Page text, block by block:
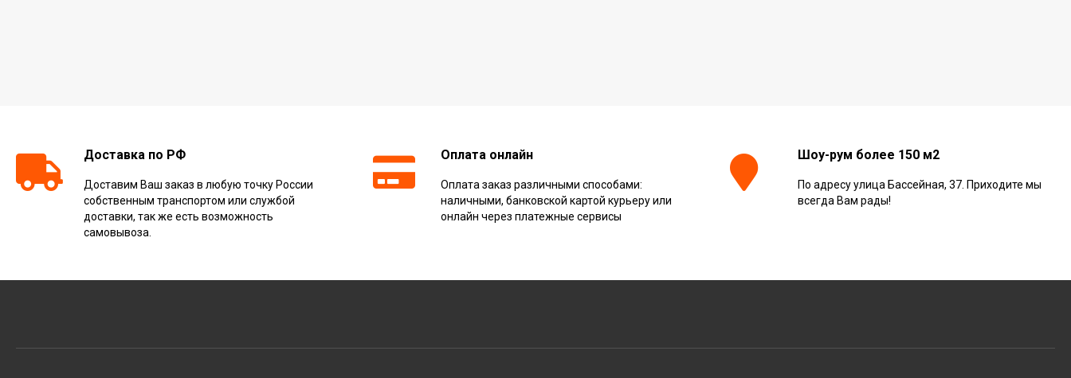
Доставка по РФ
Доставим Ваш заказ в любую точку России
собственным транспортом или службой
доставки, так же есть возможность
самовывоза.
Оплата онлайн
Оплата заказ различными способами:
наличными, банковской картой курьеру или
онлайн через платежные сервисы
Шоу-рум более 150 м2
По адресу улица Бассейная, 37. Приходите мы
всегда Вам рады!